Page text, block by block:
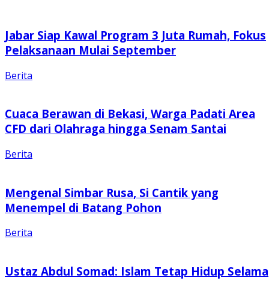
Jabar Siap Kawal Program 3 Juta Rumah, Fokus
Pelaksanaan Mulai September
Berita
Cuaca Berawan di Bekasi, Warga Padati Area
CFD dari Olahraga hingga Senam Santai
Berita
Mengenal Simbar Rusa, Si Cantik yang
Menempel di Batang Pohon
Berita
Ustaz Abdul Somad: Islam Tetap Hidup Selama